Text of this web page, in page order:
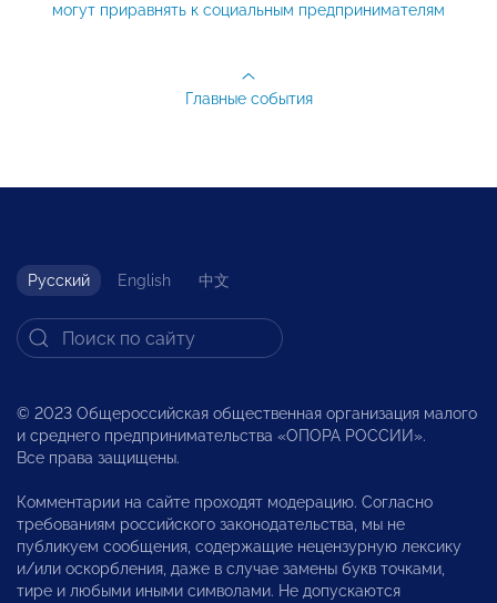
могут приравнять к социальным предпринимателям
Главные события
Русский English 中文
© 2023 Общероссийская общественная организация малого
и среднего предпринимательства «ОПОРА РОССИИ».
Все права защищены.
Комментарии на сайте проходят модерацию. Согласно
требованиям российского законодательства, мы не
публикуем сообщения, содержащие нецензурную лексику
и/или оскорбления, даже в случае замены букв точками,
тире и любыми иными символами. Не допускаются